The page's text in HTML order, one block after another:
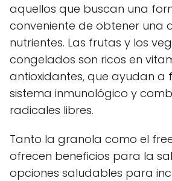
aquellos que buscan una
conveniente de obtener una
nutrientes. Las frutas y los
congelados son ricos en
antioxidantes, que ayudan a
sistema inmunológico y
radicales libres.
Tanto la granola como el
ofrecen beneficios para la
opciones saludables para